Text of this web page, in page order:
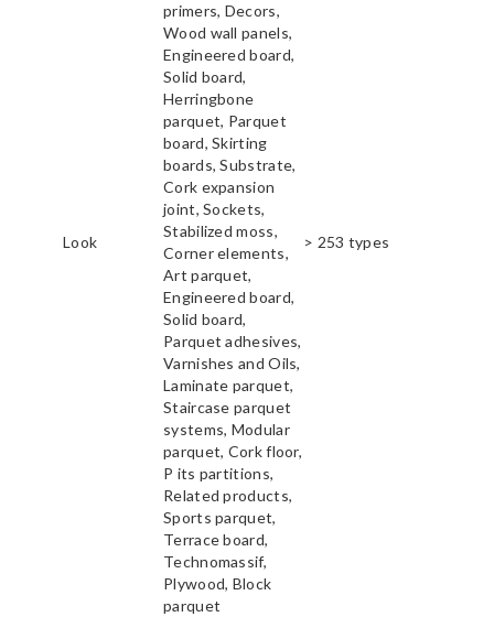
Look
primers, Decors,
Wood wall panels,
Engineered board,
Solid board,
Herringbone
parquet, Parquet
board, Skirting
boards, Substrate,
Cork expansion
joint, Sockets,
Stabilized moss,
Corner elements,
Art parquet,
Engineered board,
Solid board,
Parquet adhesives,
Varnishes and Oils,
Laminate parquet,
Staircase parquet
systems, Modular
parquet, Cork floor,
P its partitions,
Related products,
Sports parquet,
Terrace board,
Technomassif,
Plywood, Block
parquet
> 253 types